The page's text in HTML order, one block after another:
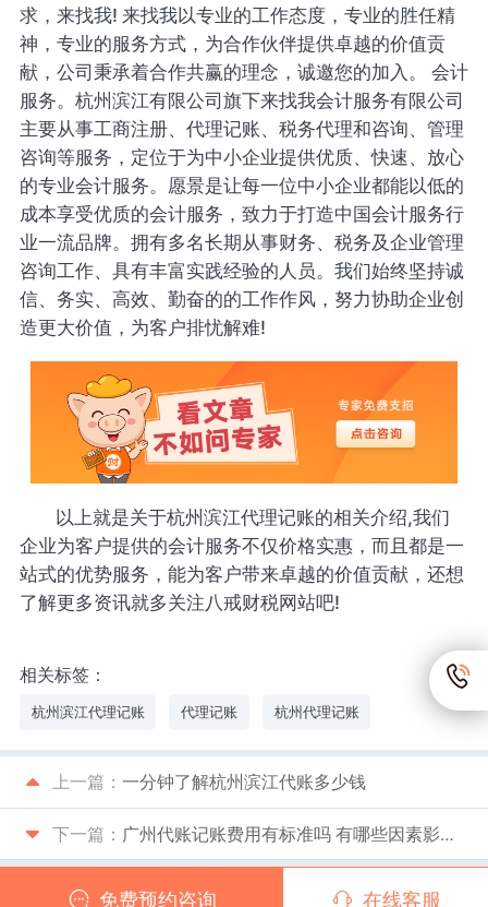
求，来找我! 来找我以专业的工作态度，专业的胜任精
神，专业的服务方式，为合作伙伴提供卓越的价值贡
献，公司秉承着合作共赢的理念，诚邀您的加入。 会计
服务。杭州滨江有限公司旗下来找我会计服务有限公司
主要从事工商注册、代理记账、税务代理和咨询、管理
咨询等服务，定位于为中小企业提供优质、快速、放心
的专业会计服务。愿景是让每一位中小企业都能以低的
成本享受优质的会计服务，致力于打造中国会计服务行
业一流品牌。拥有多名长期从事财务、税务及企业管理
咨询工作、具有丰富实践经验的人员。我们始终坚持诚
信、务实、高效、勤奋的的工作作风，努力协助企业创
造更大价值，为客户排忧解难!
以上就是关于杭州滨江代理记账的相关介绍,我们
企业为客户提供的会计服务不仅价格实惠，而且都是一
站式的优势服务，能为客户带来卓越的价值贡献，还想
了解更多资讯就多关注八戒财税网站吧!
相关标签：
杭州滨江代理记账 代理记账 杭州代理记账
上一篇： 一分钟了解杭州滨江代账多少钱
下一篇： 广州代账记账费用有标准吗 有哪些因素影响？
Copyright © 2026八戒财税 版权所有 渝ICP备10202274号-4
免费预约咨询 在线客服